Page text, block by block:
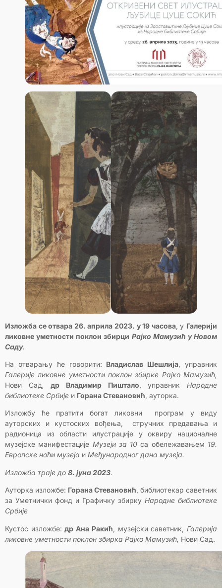
Изложба се отвара 26. априла 2023. у 19 часова, у Галерији
ликовне уметности поклон збирци Рајко Мамузић у Новом
Саду.
На отварању ће говорити: Владислав Шешлија, управник
Галерије ликовне уметности поклон збирке Рајко Мамузић,
Нови Сад,др Владимир Пиштало, управникНародне
библиотеке Србије и Горана Стевановић, ауторка.
Изложбу ће пратити богат ликовни програм у виду
ауторских и кустоских вођења, стручних предавања и
радионица из области илустрације у оквиру националне
музејске манифестације Музеји за 10 са обележавањем 19.
Европске ноћи музеја и Међународногдана музеја.
Изложба траје до 8. јуна 2023.
Ауторка изложбе: Горана Стевановић, библиотекар саветник
за Уметнички фонд и Графичку збирку Народне библиотеке
Србије
Кустос изложбе:др Ана Ракић, музејски саветник, Галерија
ликовне уметности поклон збирка Рајко Мамузић, Нови Сад.